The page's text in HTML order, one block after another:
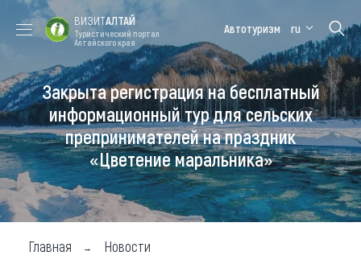
Форум VISIT
ALTAI
Цветение
маральника
Медицинский
форум
Алтайская
зимовка
Туры
Где побывать
Чем заняться
Где остановиться
ВИЗИТАЛТАЙ
Туристический портал
Алтайского края
Автотуризм ru
Закрыта регистрация на бесплатный
информационный тур для сельских
препринимателей на праздник
«Цветение маральника»
Главная Новости